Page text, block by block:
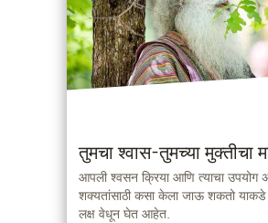
तुमचा श्वास-तुमच्या मुक्तीचा
आपली श्वसन क्रिया आणि त्याचा उपयोग
शक्यतांसाठी कसा केला जाऊ शकतो
लक्ष वेधून घेत आहेत.